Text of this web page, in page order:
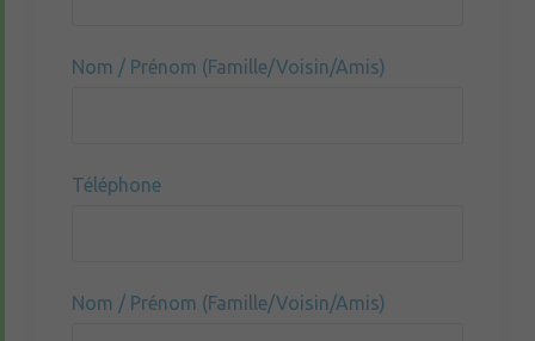
Nom / Prénom (Famille/Voisin/Amis)
Téléphone
Nom / Prénom (Famille/Voisin/Amis)